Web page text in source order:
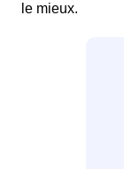
le mieux.